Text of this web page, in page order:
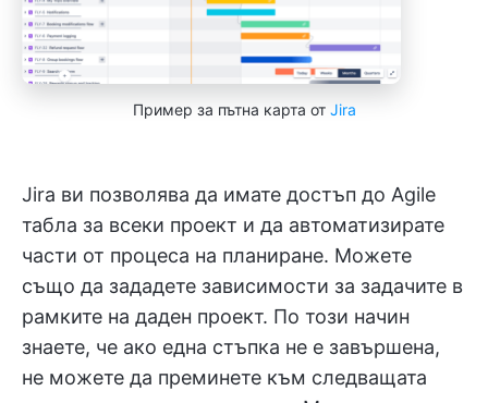
Пример за пътна карта от Jira
Jira ви позволява да имате достъп до Agile
табла за всеки проект и да автоматизирате
части от процеса на планиране. Можете
също да зададете зависимости за задачите в
рамките на даден проект. По този начин
знаете, че ако една стъпка не е завършена,
не можете да преминете към следващата